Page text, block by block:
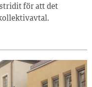
för att det